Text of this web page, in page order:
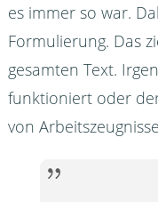
es immer so war.
Formulierung. Das
gesamten Text.
funktioniert oder
von